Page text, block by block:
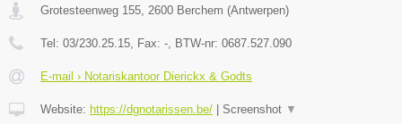
Grotesteenweg 155 2600 Berchem (Antwerpen)
Tel: 03/230.25.15 , Fax: - , BTW-nr: 0687.527.090
E-mail › Notariskantoor Dierickx & Godts
Website: https://dgnotarissen.be/ Screenshot ▼